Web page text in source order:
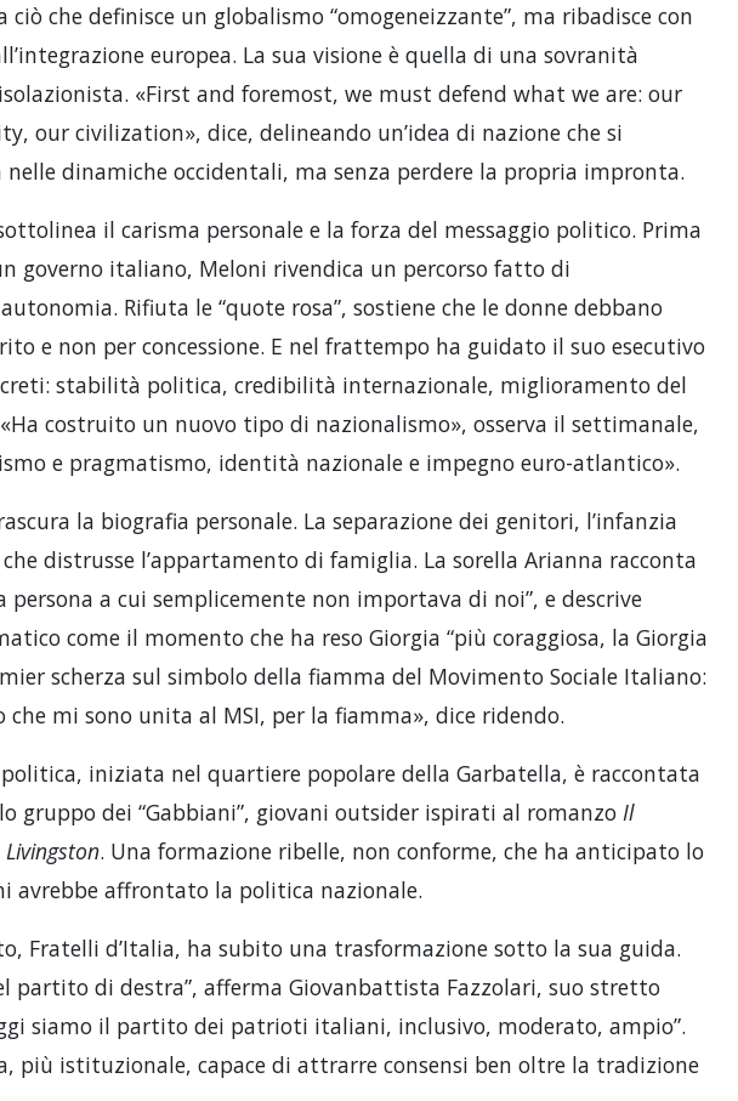
ciò che definisce un globalismo “omogeneizzante”, ma ribadisce con
europea. La sua visione è quella di una sovranità
«First and foremost, we must defend what we are: our
our civilization», dice, delineando un’idea di nazione che si
nelle dinamiche occidentali, ma senza perdere la propria impronta.
il carisma personale e la forza del messaggio politico. Prima
governo italiano, Meloni rivendica un percorso fatto di
Rifiuta le “quote rosa”, sostiene che le donne debbano
e non per concessione. E nel frattempo ha guidato il suo esecutivo
stabilità politica, credibilità internazionale, miglioramento del
costruito un nuovo tipo di nazionalismo», osserva il settimanale,
e pragmatismo, identità nazionale e impegno euro-atlantico».
la biografia personale. La separazione dei genitori, l’infanzia
distrusse l’appartamento di famiglia. La sorella Arianna racconta
persona a cui semplicemente non importava di noi”, e descrive
come il momento che ha reso Giorgia “più coraggiosa, la Giorgia
scherza sul simbolo della fiamma del Movimento Sociale Italiano:
che mi sono unita al MSI, per la fiamma», dice ridendo.
politica, iniziata nel quartiere popolare della Garbatella, è raccontata
gruppo dei “Gabbiani”, giovani outsider ispirati al romanzo Il
. Una formazione ribelle, non conforme, che ha anticipato lo
avrebbe affrontato la politica nazionale.
Fratelli d’Italia, ha subito una trasformazione sotto la sua guida.
partito di destra”, afferma Giovanbattista Fazzolari, suo stretto
siamo il partito dei patrioti italiani, inclusivo, moderato, ampio”.
più istituzionale, capace di attrarre consensi ben oltre la tradizione